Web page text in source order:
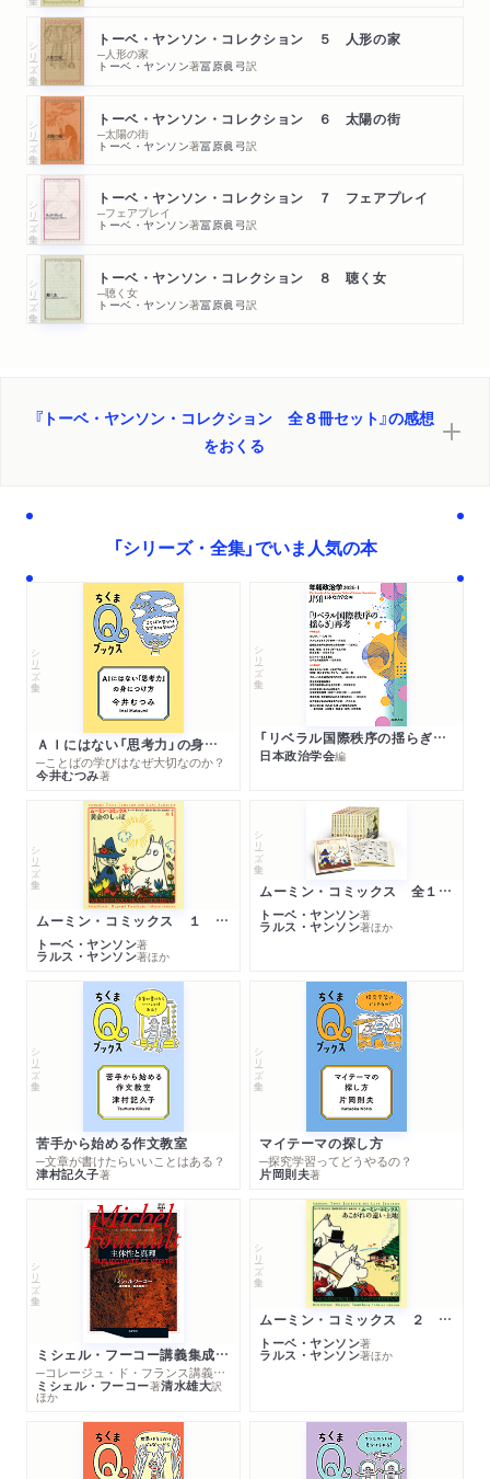
シリーズ・全集 トーベ・ヤンソン・コレクション ５ 人形の家
─人形の家
トーベ・ヤンソン著冨原眞弓訳
シリーズ・全集 トーベ・ヤンソン・コレクション ６ 太陽の街
─太陽の街
トーベ・ヤンソン著冨原眞弓訳
シリーズ・全集 トーベ・ヤンソン・コレクション ７ フェアプレイ
─フェアプレイ
トーベ・ヤンソン著冨原眞弓訳
シリーズ・全集 トーベ・ヤンソン・コレクション ８ 聴く女
─聴く女
トーベ・ヤンソン著冨原眞弓訳
『トーベ・ヤンソン・コレクション 全８冊セット』の感想
をおくる
「シリーズ・全集」でいま人気の本
シリーズ・全集
ＡＩにはない「思考力」の身につけ方
─ことばの学びはなぜ大切なのか？
今井むつみ著
シリーズ・全集
「リベラル国際秩序の揺らぎ」再考 年報政治学２０２６‐Ⅰ
日本政治学会編
シリーズ・全集
ムーミン・コミックス １ 黄金のしっぽ
トーベ・ヤンソン著
ラルス・ヤンソン著ほか
シリーズ・全集
ムーミン・コミックス 全１４巻セット
トーベ・ヤンソン著
ラルス・ヤンソン著ほか
シリーズ・全集
苦手から始める作文教室
─文章が書けたらいいことはある？
津村記久子著
シリーズ・全集
マイテーマの探し方
─探究学習ってどうやるの？
片岡則夫著
シリーズ・全集
ミシェル・フーコー講義集成１０ 主体性と真理
─コレージュ・ド・フランス講義１９８０－１９８１年度
ミシェル・フーコー著清水雄大訳
ほか
シリーズ・全集
ムーミン・コミックス ２ あこがれの遠い土地
トーベ・ヤンソン著
ラルス・ヤンソン著ほか